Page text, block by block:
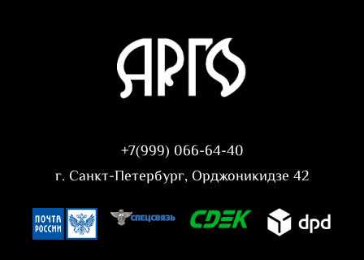
+7(999) 066-64-40
г. Санкт-Петербург, Орджоникидзе 42